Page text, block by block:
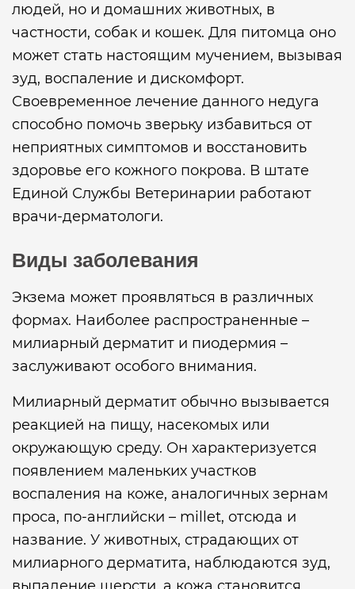
людей, но и домашних животных, в
частности, собак и кошек. Для питомца оно
может стать настоящим мучением, вызывая
зуд, воспаление и дискомфорт.
Своевременное лечение данного недуга
способно помочь зверьку избавиться от
неприятных симптомов и восстановить
здоровье его кожного покрова. В штате
Единой Службы Ветеринарии работают
врачи-дерматологи.
Виды заболевания
Экзема может проявляться в различных
формах. Наиболее распространенные –
милиарный дерматит и пиодермия –
заслуживают особого внимания.
Милиарный дерматит обычно вызывается
реакцией на пищу, насекомых или
окружающую среду. Он характеризуется
появлением маленьких участков
воспаления на коже, аналогичных зернам
проса, по-английски – millet, отсюда и
название. У животных, страдающих от
милиарного дерматита, наблюдаются зуд,